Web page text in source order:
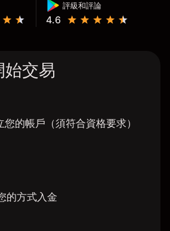
評級和評論
4.6
始交易
您的帳戶（須符合資格要求）
的方式入金